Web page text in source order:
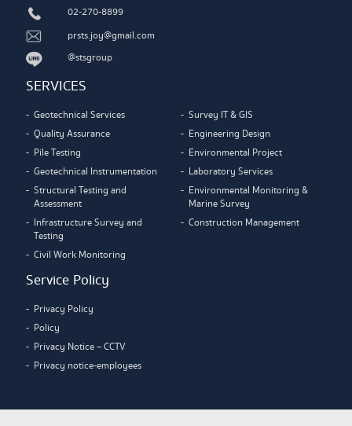
02-270-8899
prsts.joy@gmail.com
@stsgroup
SERVICES
Geotechnical Services
Quality Assurance
Pile Testing
Geotechnical Instrumentation
Structural Testing and
Assessment
Infrastructure Survey and
Testing
Civil Work Monitoring
Survey IT & GIS
Engineering Design
Environmental Project
Laboratory Services
Environmental Monitoring &
Marine Survey
Construction Management
Service Policy
Privacy Policy
Policy
Privacy Notice – CCTV
Privacy notice-employees